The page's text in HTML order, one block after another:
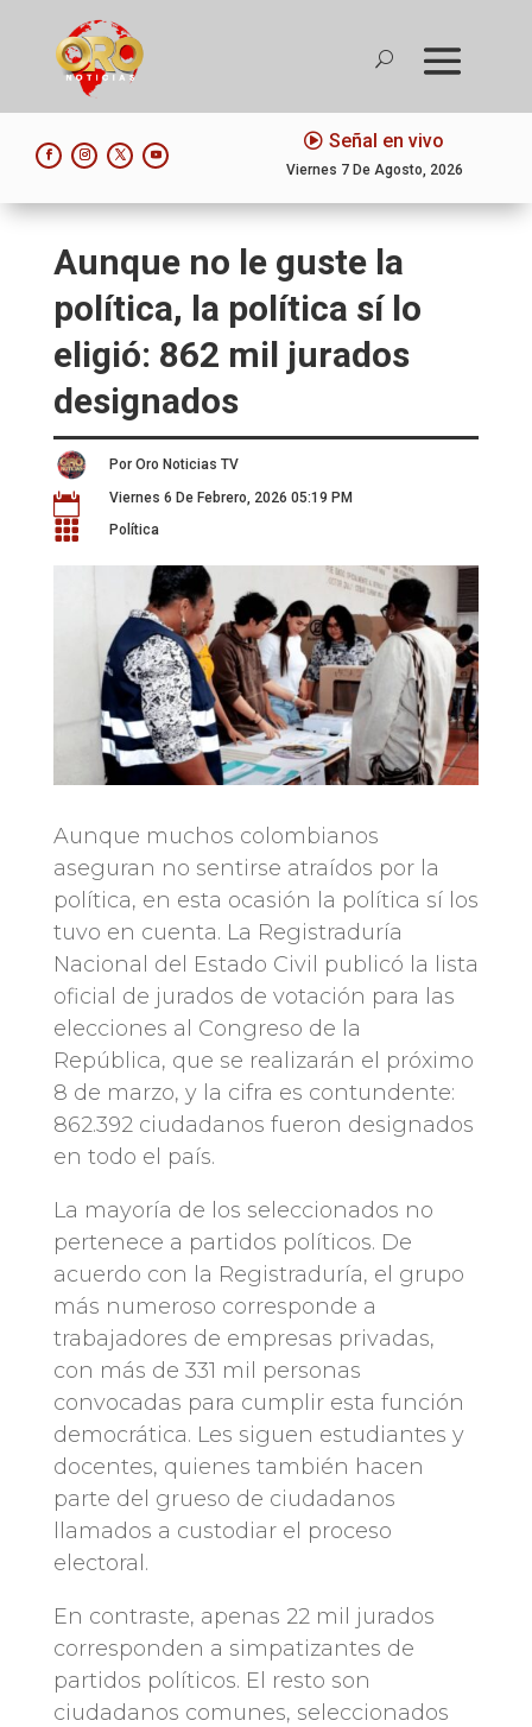
Señal en vivo
Viernes 7 De Agosto, 2026
Aunque no le guste la
política, la política sí lo
eligió: 862 mil jurados
designados
Por Oro Noticias TV
 Viernes 6 De Febrero, 2026 05:19 PM
 Política
Aunque muchos colombianos
aseguran no sentirse atraídos por la
política, en esta ocasión la política sí los
tuvo en cuenta. La Registraduría
Nacional del Estado Civil publicó la lista
oficial de jurados de votación para las
elecciones al Congreso de la
República, que se realizarán el próximo
8 de marzo, y la cifra es contundente:
862.392 ciudadanos fueron designados
en todo el país.
La mayoría de los seleccionados no
pertenece a partidos políticos. De
acuerdo con la Registraduría, el grupo
más numeroso corresponde a
trabajadores de empresas privadas,
con más de 331 mil personas
convocadas para cumplir esta función
democrática. Les siguen estudiantes y
docentes, quienes también hacen
parte del grueso de ciudadanos
llamados a custodiar el proceso
electoral.
En contraste, apenas 22 mil jurados
corresponden a simpatizantes de
partidos políticos. El resto son
ciudadanos comunes, seleccionados